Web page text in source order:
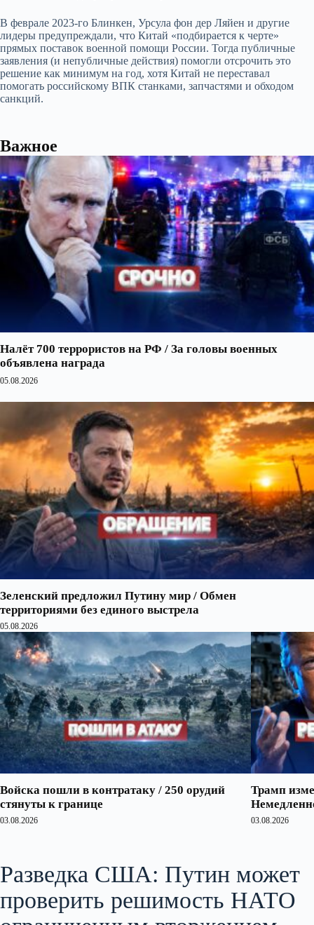
В феврале 2023-го Блинкен, Урсула фон дер Ляйен и другие
лидеры предупреждали, что Китай «подбирается к черте»
прямых поставок военной помощи России. Тогда публичные
заявления (и непубличные действия) помогли отсрочить это
решение как минимум на год, хотя Китай не переставал
помогать российскому ВПК станками, запчастями и обходом
санкций.
Важное
Налёт 700 террористов на РФ / За головы военных
объявлена награда
05.08.2026
Зеленский предложил Путину мир / Обмен
территориями без единого выстрела
05.08.2026
Войска пошли в контратаку / 250 орудий
стянуты к границе
03.08.2026
Трамп
03.08.2026
Разведка США: Путин может
проверить решимость НАТО